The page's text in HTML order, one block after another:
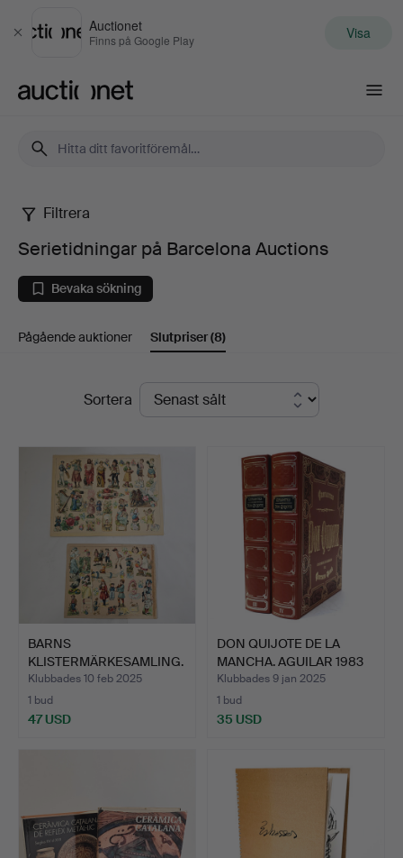
Stäng
Auctionet
Finns på Google Play Visa
Serietidningar
på
Barcelona
Auctions
Filtrera
Serietidningar på Barcelona Auctions
Bevaka sökning
Pågående auktioner Slutpriser(8)
SlutpriserSortera
BARNS
KLISTERMÄRKESAMLING.
TVÅ KARTONGER. …
Klubbades 10 feb 2025
1 bud
47 USD
DON QUIJOTE DE LA
MANCHA. AGUILAR 1983
UTG…
Klubbades 9 jan 2025
1 bud
35 USD